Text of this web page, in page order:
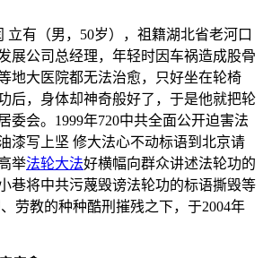
立有（男，50岁），祖籍湖北省老河口
展公司总经理，年轻时因车祸造成股骨
地大医院都无法治愈，只好坐在轮椅
后，身体却神奇般好了，于是他就把轮
委会。1999年720中共全面公开迫害法
漆写上坚 修大法心不动标语到北京请
举法轮大法好横幅向群众讲述法轮功的
巷将中共污蔑毁谤法轮功的标语撕毁等
劳教的种种酷刑摧残之下，于2004年